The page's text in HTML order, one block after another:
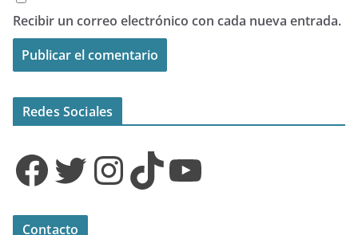
Recibir un correo electrónico con cada nueva entrada.
Redes Sociales
Facebook Twitter InstagramTikTok YouTube
Contacto